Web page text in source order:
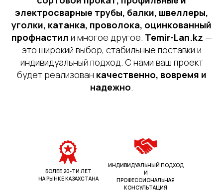
электросварные трубы, балки, швеллеры,
уголки, катанка, проволока, оцинкованный
профнастил и многое другое. Temir-Lan.kz —
это широкий выбор, стабильные поставки и
индивидуальный подход. С нами ваш проект
будет реализован качественно, вовремя и
надежно.
ИНДИВИДУАЛЬНЫЙ ПОДХОД
И
ПРОФЕССИОНАЛЬНАЯ
КОНСУЛЬТАЦИЯ
БОЛЕЕ 20-ТИ ЛЕТ
НА РЫНКЕ КАЗАХСТАНА